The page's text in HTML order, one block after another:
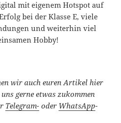
mit eigenem Hotspot auf
bei der Klasse E, viele
und weiterhin viel
Hobby!
wir auch euren Artikel hier
gerne etwas zukommen
Telegram- oder WhatsApp-